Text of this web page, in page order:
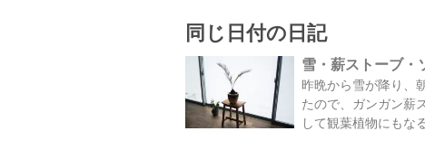
同じ日付の日記
雪・薪ストーブ
昨晩から雪が降り、
たので、ガンガン薪
して観葉植物にもな